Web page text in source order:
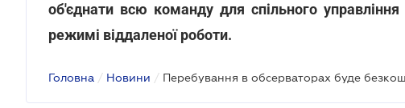
об'єднати всю команду для спільного
режимі віддаленої роботи.
Головна / Новини /